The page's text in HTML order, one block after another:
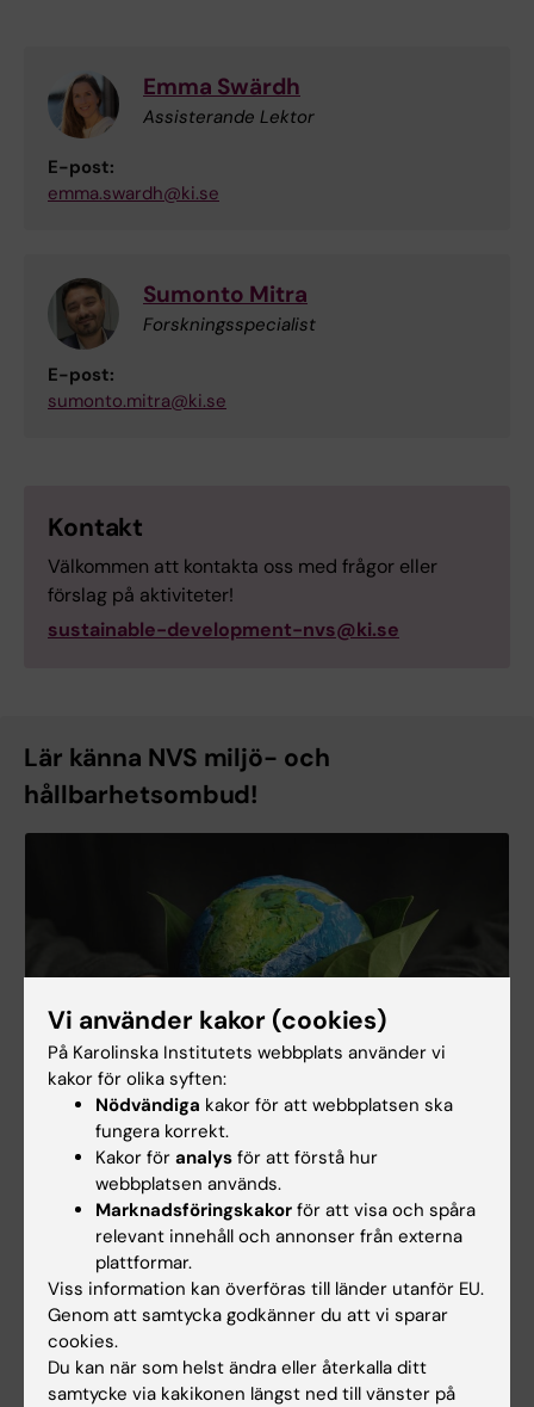
Emma Swärdh
Assisterande Lektor
E-post:
emma.swardh@ki.se
Sumonto Mitra
Forskningsspecialist
E-post:
sumonto.mitra@ki.se
Kontakt
Välkommen att kontakta oss med frågor eller
förslag på aktiviteter!
sustainable-development-nvs@ki.se
Lär känna NVS miljö- och
hållbarhetsombud!
Intervju med Emma Swärdh och Sumonto
Mitra
”Både vi själva som medarbetare och våra
studenter kan bli förändringsagenter för hållbar
utveckling."
Vi använder kakor (cookies)
På Karolinska Institutets webbplats använder vi
kakor för olika syften:
Nödvändiga kakor för att webbplatsen ska
fungera korrekt.
Kakor för analys för att förstå hur
webbplatsen används.
Marknadsföringskakor för att visa och spåra
relevant innehåll och annonser från externa
plattformar.
Viss information kan överföras till länder utanför EU.
Genom att samtycka godkänner du att vi sparar
cookies.
Du kan när som helst ändra eller återkalla ditt
samtycke via kakikonen längst ned till vänster på